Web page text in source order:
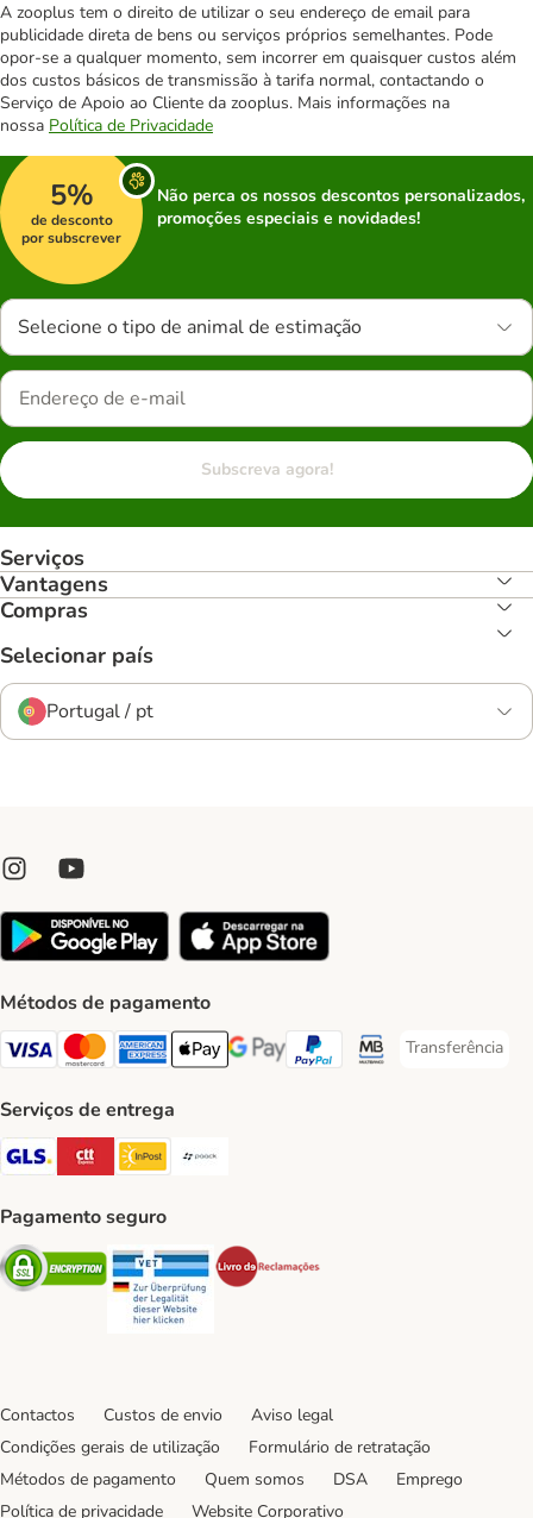
A zooplus tem o direito de utilizar o seu endereço de email para
publicidade direta de bens ou serviços próprios semelhantes. Pode
opor-se a qualquer momento, sem incorrer em quaisquer custos além
dos custos básicos de transmissão à tarifa normal, contactando o
Serviço de Apoio ao Cliente da zooplus. Mais informações na
nossa Política de Privacidade
5%
de desconto
por subscrever
Não perca os nossos descontos personalizados,
promoções especiais e novidades!
Selecione o tipo de animal de estimação
Subscreva agora!
Serviços
Vantagens
Compras
Selecionar país
Portugal / pt
Métodos de pagamento
Visa Payment Method
Mastercard Payment Method
American Express Payment Method
Apple Pay Payment Method
Google Pay Payment Method
PayPal Payment Method
Multibanco Payment
Transferência
Transferência
Serviços de entrega
GLS Shipping Method
CTTExpress Shipping Method
InPost Shipping Method
Pagamento seguro
Security Security
Contactos Custos de envio
Aviso legal
Condições gerais de utilização
Formulário de retratação
Métodos de pagamento
Quem somos DSA
Emprego
Política de privacidade
Website Corporativo